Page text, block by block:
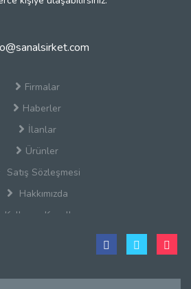
Firmalar
Haberler
İlanlar
Ürünler
Satış Sözleşmesi
Hakkımızda
Kullanım Koşulları
İletişim